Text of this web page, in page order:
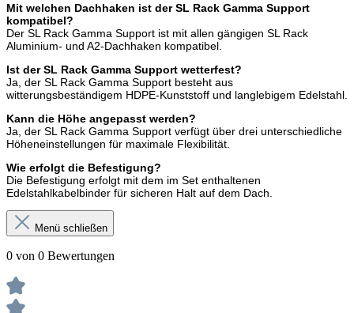
Mit welchen Dachhaken ist der SL Rack Gamma Support
kompatibel?
Der SL Rack Gamma Support ist mit allen gängigen SL Rack
Aluminium- und A2-Dachhaken kompatibel.
Ist der SL Rack Gamma Support wetterfest?
Ja, der SL Rack Gamma Support besteht aus
witterungsbeständigem HDPE-Kunststoff und langlebigem Edelstahl.
Kann die Höhe angepasst werden?
Ja, der SL Rack Gamma Support verfügt über drei unterschiedliche
Höheneinstellungen für maximale Flexibilität.
Wie erfolgt die Befestigung?
Die Befestigung erfolgt mit dem im Set enthaltenen
Edelstahlkabelbinder für sicheren Halt auf dem Dach.
Menü schließen
0 von 0 Bewertungen